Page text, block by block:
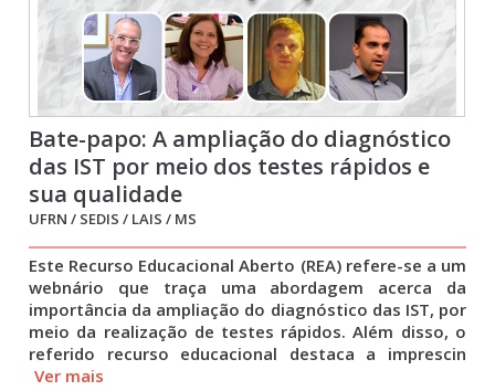
Bate-papo: A ampliação do diagnóstico
das IST por meio dos testes rápidos e
sua qualidade
UFRN / SEDIS / LAIS / MS
Este Recurso Educacional Aberto (REA) refere-se a um
webnário que traça uma abordagem acerca da
importância da ampliação do diagnóstico das IST, por
meio da realização de testes rápidos. Além disso, o
referido recurso educacional destaca a imprescin
Ver mais